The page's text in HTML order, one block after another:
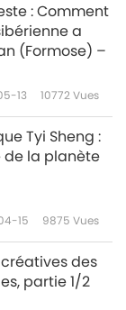
a
(Formose) –
13 10772Vues
Tyi Sheng :
de la planète
15 9875 Vues
des
partie 1/2